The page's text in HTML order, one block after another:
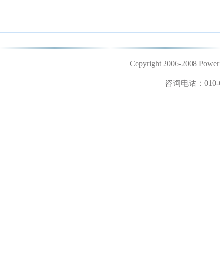
Copyright 2006-2008
咨询电话：